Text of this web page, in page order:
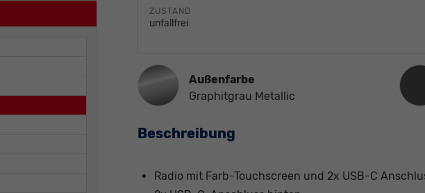
ZUSTAND
unfallfrei
Außenfarbe
Graphitgrau Metallic
Beschreibung
Radio mit Farb-Touchscreen und 2x USB-C